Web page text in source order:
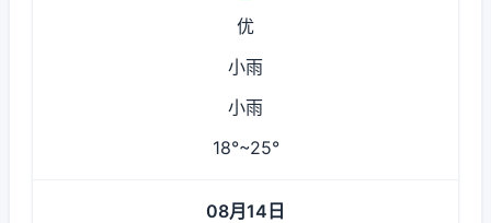
优
小雨
小雨
18°~25°
08月14日